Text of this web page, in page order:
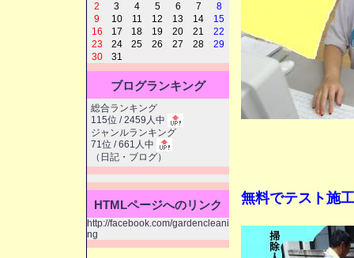
無料でテスト施
2
3 4 5 6 7
8
9
10 11 12 13 14
15
16
17 18 19 20 21
22
23
24 25 26 27 28
29
30
31
ブログランキング
総合ランキング
115位 / 2459人中
ジャンルランキング
71位 / 661人中
（ 日記・ブログ）
HTMLページへのリンク
http://facebook.com/gardencleani
ng